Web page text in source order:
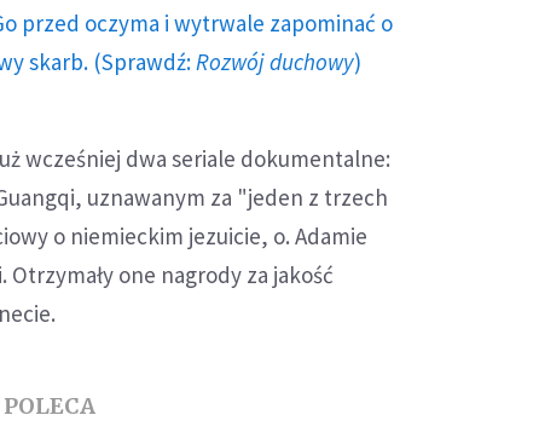
przed oczyma i wytrwale zapominać o
skarb. (Sprawdź: Rozwój duchowy)
wcześniej dwa seriale dokumentalne:
uznawanym za "jeden z trzech
o niemieckim jezuicie, o. Adamie
one nagrody za jakość